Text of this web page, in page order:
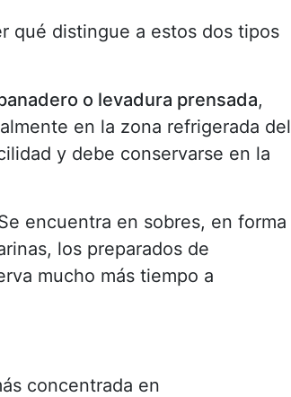
qué distingue a estos dos tipos
o levadura prensada,
en la zona refrigerada del
y debe conservarse en la
encuentra en sobres, en forma
los preparados de
mucho más tiempo a
concentrada en